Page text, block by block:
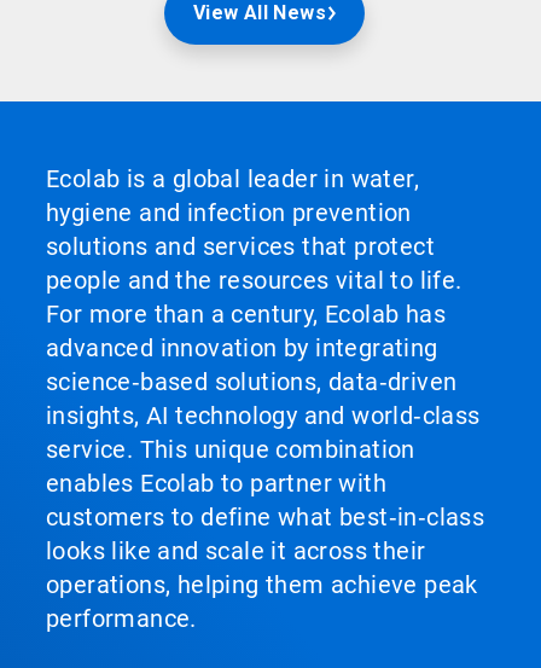
View All News
Ecolab is a global leader in water,
hygiene and infection prevention
solutions and services that protect
people and the resources vital to life.
For more than a century, Ecolab has
advanced innovation by integrating
science‑based solutions, data‑driven
insights, AI technology and world‑class
service. This unique combination
enables Ecolab to partner with
customers to define what best‑in‑class
looks like and scale it across their
operations, helping them achieve peak
performance.